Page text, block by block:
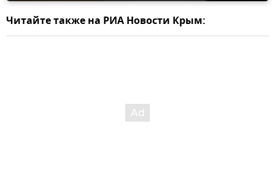
Читайте также на РИА Новости Крым: